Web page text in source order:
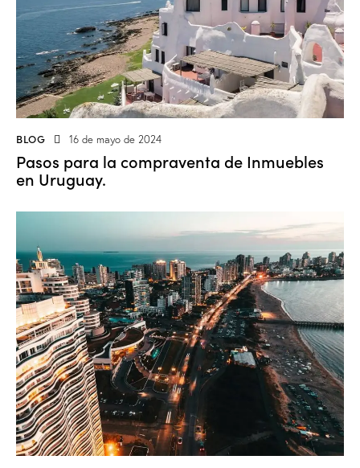
BLOG 16 de mayo de 2024
Pasos para la compraventa de Inmuebles
en Uruguay.